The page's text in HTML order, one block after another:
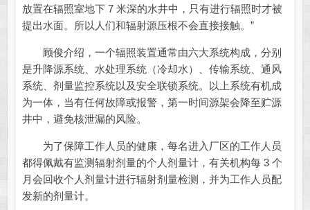
放置在辐照室地下 7 米深的水井中，只有进行辐照时才被
提出水面。所以人们和辐射源压根不会直接接触。”
顾俊介绍，一个辐照装置通常由六大系统构成，分别
是升降源系统、水处理系统（冷却水）、传输系统、通风
系统、剂量监控系统以及安全联锁系统。以上系统有机成
为一体，当有任何故障或报警，第一时间源架会降至贮源
井中，避免核泄漏的风险。
为了保障工作人员的健康，每名进入厂区的工作人员
都得佩戴有监测辐射剂量的个人剂量计，有关机构每 3 个
月会回收个人剂量计进行辐射剂量检测，并为工作人员配
发新的剂量计。